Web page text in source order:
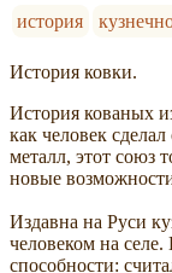
история
История ковки.
История кованых
как человек
металл, этот союз
новые
Издавна на Руси
человеком на
способности: